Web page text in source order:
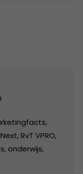
RvT VPRO,
onderwijs,